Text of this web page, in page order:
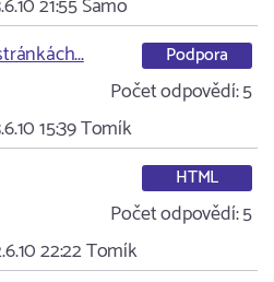
21:55Samo
Podpora
Počet odpovědí:5
15:39Tomík
HTML
Počet odpovědí:5
22:22Tomík